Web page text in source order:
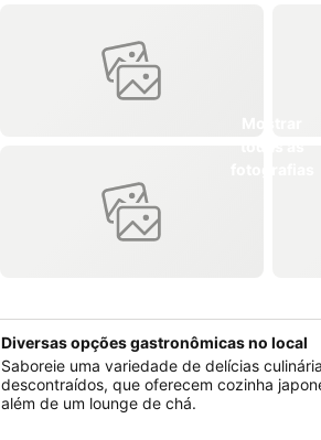
Diversas opções gastronômicas no local
Saboreie uma variedade de delícias
descontraídos, que oferecem cozinha
além de um lounge de chá.